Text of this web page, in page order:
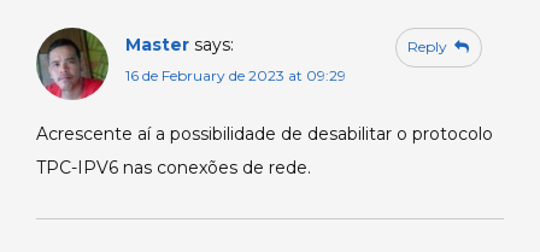
Master says:
16 de February de 2023 at 09:29
Acrescente aí a possibilidade de desabilitar o protocolo
TPC-IPV6 nas conexões de rede.
Reply